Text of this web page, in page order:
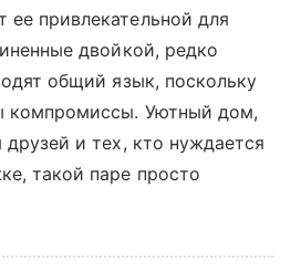
привлекательной для
двойкой, редко
общий язык, поскольку
компромиссы. Уютный дом,
и тех, кто нуждается
такой паре просто